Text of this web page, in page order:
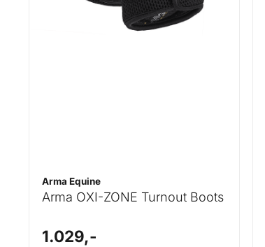
Arma Equine
Arma OXI-ZONE Turnout Boots
1.029,-